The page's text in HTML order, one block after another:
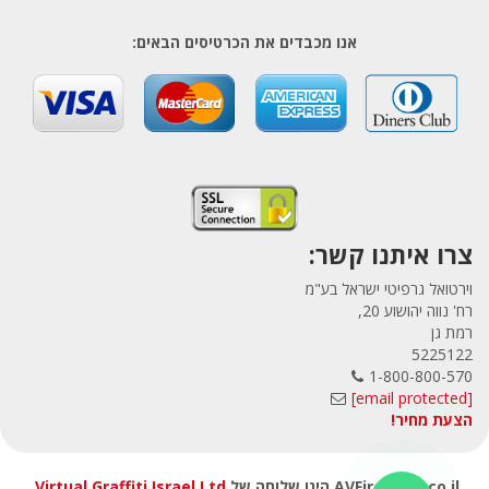
אנו מכבדים את הכרטיסים הבאים:
צרו איתנו קשר:
וירטואל גרפיטי ישראל בע"מ
רח' נווה יהושוע 20,
רמת גן
5225122
1-800-800-570
[email protected]
הצעת מחיר!